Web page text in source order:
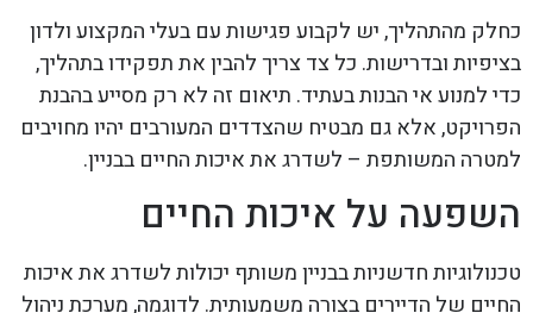
כחלק מהתהליך, יש לקבוע פגישות עם בעלי המקצוע ולדון
בציפיות ובדרישות. כל צד צריך להבין את תפקידו בתהליך,
כדי למנוע אי הבנות בעתיד. תיאום זה לא רק מסייע בהבנת
הפרויקט, אלא גם מבטיח שהצדדים המעורבים יהיו מחויבים
למטרה המשותפת – לשדרג את איכות החיים בבניין.
השפעה על איכות החיים
טכנולוגיות חדשניות בבניין משותף יכולות לשדרג את איכות
החיים של הדיירים בצורה משמעותית. לדוגמה, מערכת ניהול